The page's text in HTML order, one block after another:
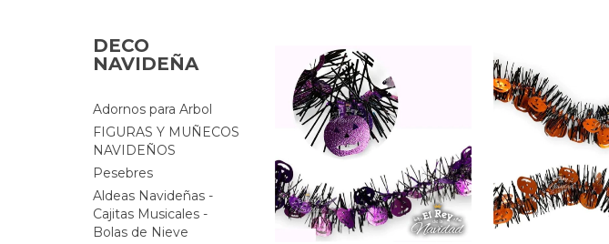
DECO
NAVIDEÑA
Adornos para Arbol
FIGURAS Y MUÑECOS
NAVIDEÑOS
Pesebres
Aldeas Navideñas -
Cajitas Musicales -
Bolas de Nieve